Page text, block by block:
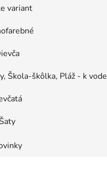
variant
Škola-škôlka, Pláž - k vode